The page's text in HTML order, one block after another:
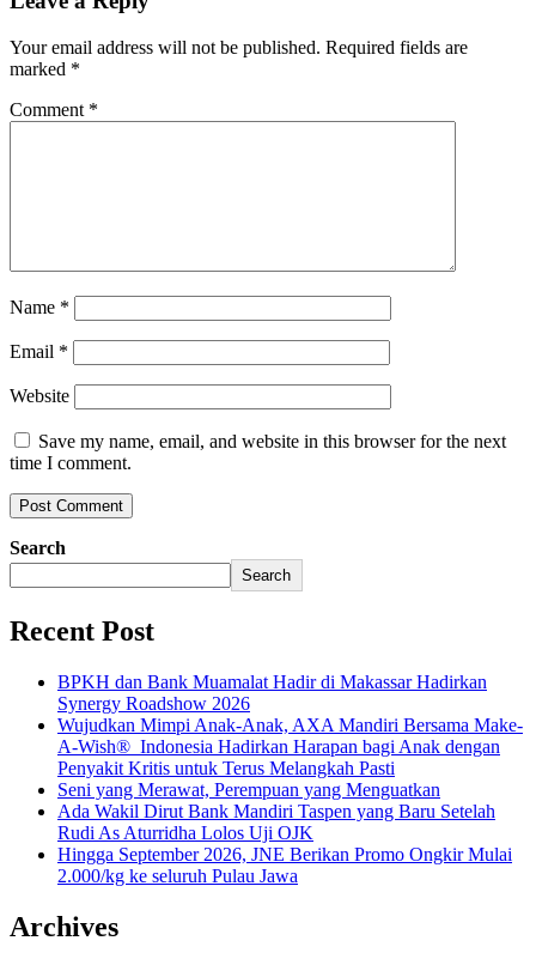
Your email address will not be published. Required fields are
marked *
Comment *
Name *
Email *
Website
Save my name, email, and website in this browser for the next
time I comment.
Search
Search
Recent Post
BPKH dan Bank Muamalat Hadir di Makassar Hadirkan
Synergy Roadshow 2026
Wujudkan Mimpi Anak-Anak, AXA Mandiri Bersama Make-
A-Wish® Indonesia Hadirkan Harapan bagi Anak dengan
Penyakit Kritis untuk Terus Melangkah Pasti
Seni yang Merawat, Perempuan yang Menguatkan
Ada Wakil Dirut Bank Mandiri Taspen yang Baru Setelah
Rudi As Aturridha Lolos Uji OJK
Hingga September 2026, JNE Berikan Promo Ongkir Mulai
2.000/kg ke seluruh Pulau Jawa
Archives